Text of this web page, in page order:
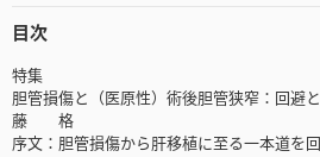
目次
特集
胆管損傷と（医原性）術後胆管狭窄：回
藤 格
序文：胆管損傷から肝移植に至る一本道を